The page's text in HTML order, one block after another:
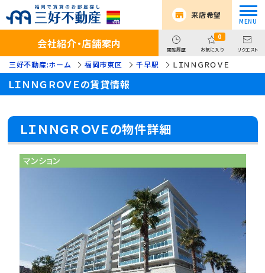
来店希望
会社紹介・店舗案内 閲覧履歴
0
お気に入り リクエスト
三好不動産:ホーム 福岡市東区 千早駅 ＬＩＮＮＧＲＯＶＥ
ＬＩＮＮＧＲＯＶＥの賃貸情報
ＬＩＮＮＧＲＯＶＥの物件詳細
マンション